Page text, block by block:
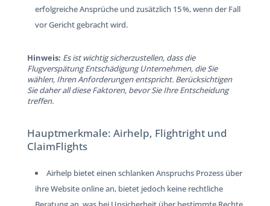
erfolgreiche Ansprüche und zusätzlich 15 %, wenn der Fall
vor Gericht gebracht wird.
Hinweis: Es ist wichtig sicherzustellen, dass die
Flugverspätung Entschädigung Unternehmen, die Sie
wählen, Ihren Anforderungen entspricht. Berücksichtigen
Sie daher all diese Faktoren, bevor Sie Ihre Entscheidung
treffen.
Hauptmerkmale: Airhelp, Flightright und
ClaimFlights
Airhelp bietet einen schlanken Anspruchs Prozess über
ihre Website online an, bietet jedoch keine rechtliche